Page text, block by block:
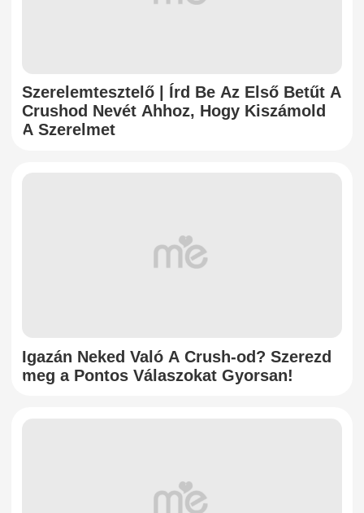
Szerelemtesztelő | Írd Be Az Első Betűt A
Crushod Nevét Ahhoz, Hogy Kiszámold
A Szerelmet
Igazán Neked Való A Crush-od? Szerezd
meg a Pontos Válaszokat Gyorsan!